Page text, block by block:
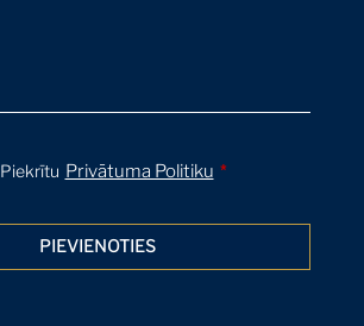
Piekrītu Privātuma Politiku *
PIEVIENOTIES